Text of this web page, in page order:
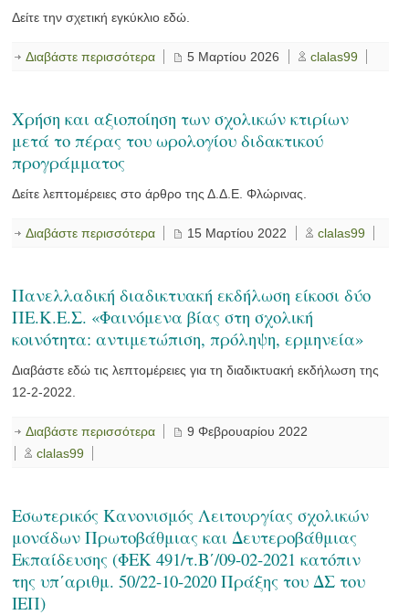
Δείτε την σχετική εγκύκλιο εδώ.
Διαβάστε περισσότερα 5 Μαρτίου 2026 clalas99
Χρήση και αξιοποίηση των σχολικών κτιρίων
μετά το πέρας του ωρολογίου διδακτικού
προγράμματος
Δείτε λεπτομέρειες στο άρθρο της Δ.Δ.Ε. Φλώρινας.
Διαβάστε περισσότερα 15 Μαρτίου 2022 clalas99
Πανελλαδική διαδικτυακή εκδήλωση είκοσι δύο
ΠΕ.Κ.Ε.Σ. «Φαινόμενα βίας στη σχολική
κοινότητα: αντιμετώπιση, πρόληψη, ερμηνεία»
Διαβάστε εδώ τις λεπτομέρειες για τη διαδικτυακή εκδήλωση της
12-2-2022.
Διαβάστε περισσότερα
9 Φεβρουαρίου 2022
clalas99
Εσωτερικός Κανονισμός Λειτουργίας σχολικών
μονάδων Πρωτοβάθμιας και Δευτεροβάθμιας
Εκπαίδευσης (ΦΕΚ 491/τ.Β΄/09-02-2021 κατόπιν
της υπ΄αριθμ. 50/22-10-2020 Πράξης του ΔΣ του
ΙΕΠ)